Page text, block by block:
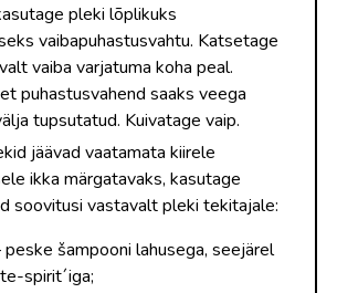
pleki lõplikuks
vaibapuhastusvahtu. Katsetage
vaiba varjatuma koha peal.
puhastusvahend saaks veega
tupsutatud. Kuivatage vaip.
jäävad vaatamata kiirele
ikka märgatavaks, kasutage
soovitusi vastavalt pleki tekitajale:
šampooni lahusega, seejärel
spirit´iga;